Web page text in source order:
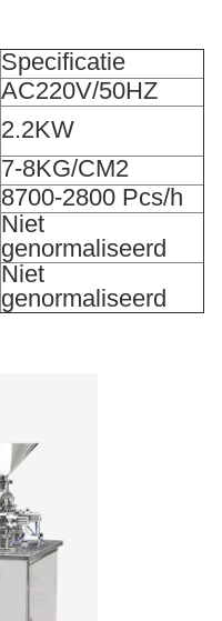
Specificatie
AC220V/50HZ
2.2KW
7-8KG/CM2
8700-2800 Pcs/h
Niet
genormaliseerd
Niet
genormaliseerd